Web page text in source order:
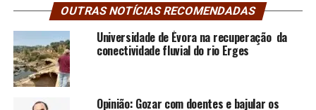
OUTRAS NOTÍCIAS RECOMENDADAS
Universidade de Évora na recuperação da
conectividade fluvial do rio Erges
Opinião: Gozar com doentes e bajular os